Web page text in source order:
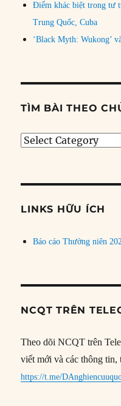
Điểm khác biệt trong tư
Trung Quốc, Cuba
‘Black Myth: Wukong’
TÌM BÀI THEO
Tìm
đề
LINKS HỮU ÍCH
Báo cáo Thường niên
NCQT TRÊN
Theo dõi NCQT trên
viết mới và các thông
https://t.me/